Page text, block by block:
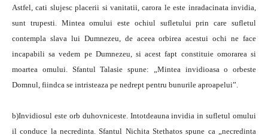
Astfel, cati slujesc placerii si vanitatii, carora le este inradacinata invidia,
sunt trupesti. Mintea omului este ochiul sufletului prin care sufletul
contempla slava lui Dumnezeu, de aceea orbirea acestui ochi ne face
incapabili sa vedem pe Dumnezeu, si acest fapt constituie omorarea si
moartea omului. Sfantul Talasie spune: „Mintea invidioasa o orbeste
Domnul, fiindca se intristeaza pe nedrept pentru bunurile aproapelui”.
b)Invidiosul este orb duhovniceste. Intotdeauna invidia in sufletul omului
il conduce la necredinta. Sfantul Nichita Stethatos spune ca „necredinta